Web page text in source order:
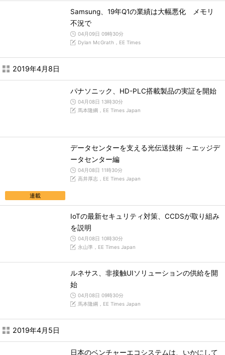
Samsung、19年Q1の業績は大幅悪化 メモリ
不況で
04月09日 09時30分
Dylan McGrath，EE Times
2019年4月8日
パナソニック、HD-PLC搭載製品の実証を開始
04月08日 13時30分
馬本隆綱，EE Times Japan
連載
データセンターを支える光伝送技術 ～エッジデ
ータセンター編
04月08日 11時30分
高井厚志，EE Times Japan
IoTの最新セキュリティ対策、CCDSが取り組み
を説明
04月08日 10時30分
永山準，EE Times Japan
ルネサス、非接触UIソリューションの供給を開
始
04月08日 09時30分
馬本隆綱，EE Times Japan
2019年4月5日
日本のベンチャーエコシステムは、いかにして